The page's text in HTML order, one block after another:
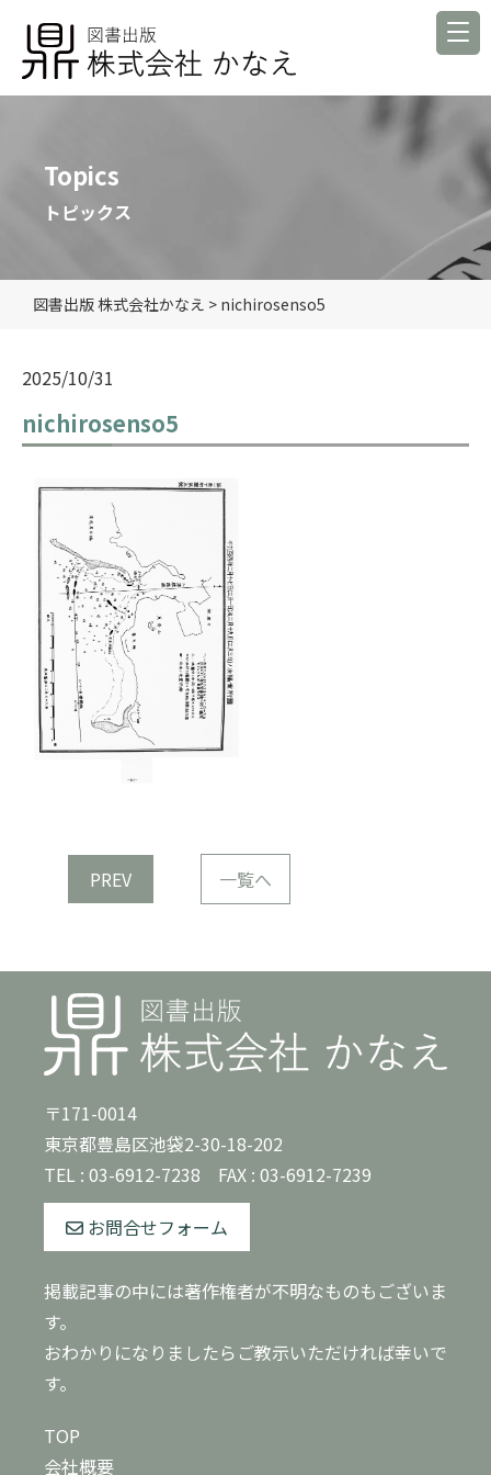
Topics
トピックス
図書出版 株式会社かなえ > nichirosenso5
2025/10/31
nichirosenso5
PREV 一覧へ
〒171-0014
東京都豊島区池袋2-30-18-202
TEL : 03-6912-7238 FAX : 03-6912-7239
お問合せフォーム
掲載記事の中には著作権者が不明なものもございま
す。
おわかりになりましたらご教示いただければ幸いで
す。
TOP
会社概要